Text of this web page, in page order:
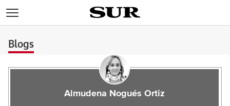
Blogs
Almudena Nogués Ortiz